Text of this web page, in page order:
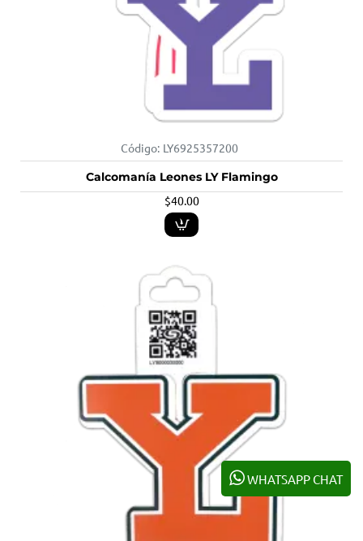
Código: LY6925357200
Calcomanía Leones LY Flamingo
$40.00
WHATSAPP CHAT